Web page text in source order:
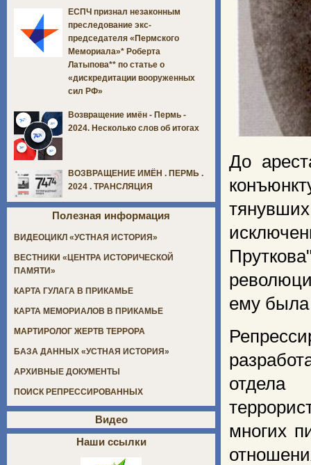
До
ему была
отдела
многих
ЕСПЧ признал незаконным
преследование экс-
председателя «Пермского
Мемориала»* Роберта
Латыпова** по статье о
«дискредитации вооруженных
сил РФ»
Возвращение имён - Пермь -
2024. Несколько слов об итогах
ВОЗВРАЩЕНИЕ ИМЁН . ПЕРМЬ .
2024 . ТРАНСЛЯЦИЯ
Полезная информация
ВИДЕОЦИКЛ «УСТНАЯ ИСТОРИЯ»
ВЕСТНИКИ «ЦЕНТРА ИСТОРИЧЕСКОЙ
ПАМЯТИ»
КАРТА ГУЛАГА В ПРИКАМЬЕ
КАРТА МЕМОРИАЛОВ В ПРИКАМЬЕ
МАРТИРОЛОГ ЖЕРТВ ТЕРРОРА
БАЗА ДАННЫХ «УСТНАЯ ИСТОРИЯ»
АРХИВНЫЕ ДОКУМЕНТЫ
ПОИСК РЕПРЕССИРОВАННЫХ
Видео
Наши ссылки